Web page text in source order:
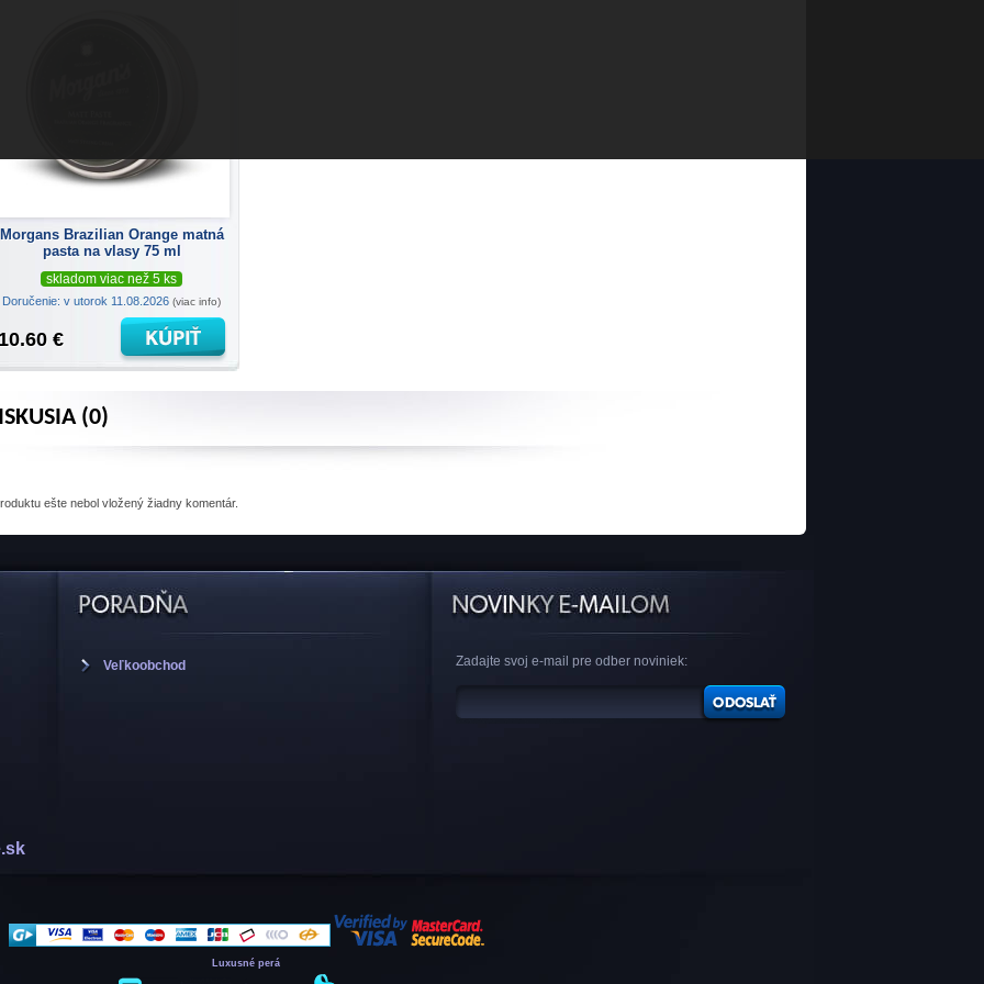
Morgans Brazilian Orange matná
pasta na vlasy 75 ml
skladom viac než 5 ks
Doručenie: v utorok 11.08.2026 (viac info)
€
(0)
ešte nebol vložený žiadny komentár.
Veľkoobchod Zadajte svoj e-mail pre odber noviniek:
Luxusné perá